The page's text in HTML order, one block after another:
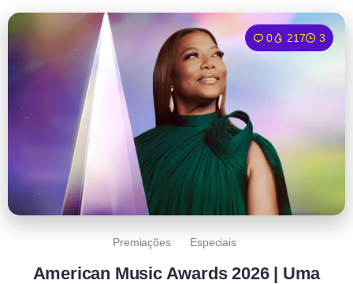
0 217 3
Premiações Especiais
American Music Awards 2026 | Uma